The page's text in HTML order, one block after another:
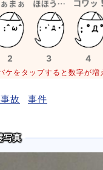
2 3 4
ケをタップすると数字が増
故 事件
写真